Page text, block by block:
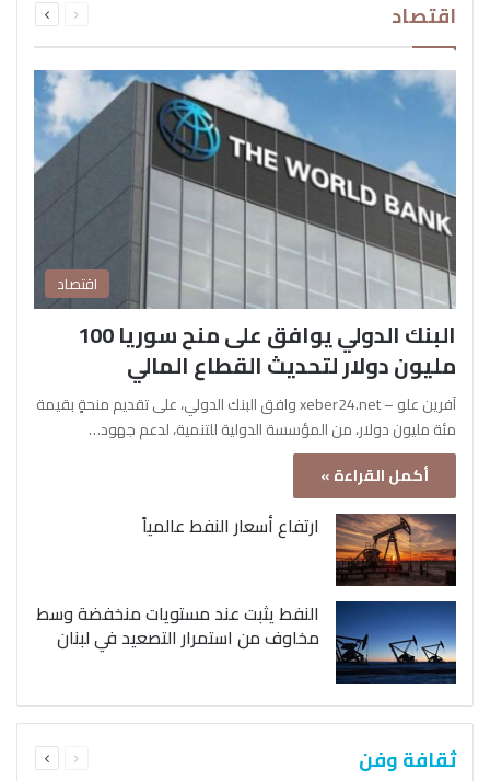
اقتصاد الصفحةالصفحة
اقتصاد
البنك الدولي يوافق على منح سوريا 100
مليون دولار لتحديث القطاع المالي
آفرين علو – xeber24.net وافق البنك الدولي، على تقديم منحةٍ بقيمة
مئة مليون دولار، من المؤسسة الدولية للتنمية، لدعم جهود…
أكمل القراءة »
ارتفاع أسعار النفط عالمياً
النفط يثبت عند مستويات منخفضة وسط
مخاوف من استمرار التصعيد في لبنان
ثقافة وفن الصفحةالصفحة